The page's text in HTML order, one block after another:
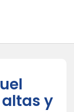
y